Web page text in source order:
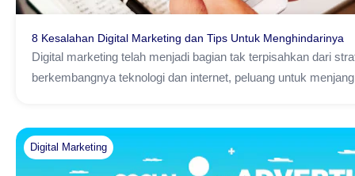
8 Kesalahan Digital Marketing dan Tips Untuk Menghindarinya
Digital marketing telah menjadi bagian tak terpisahkan dari
berkembangnya teknologi dan internet, peluang untuk
Digital Marketing